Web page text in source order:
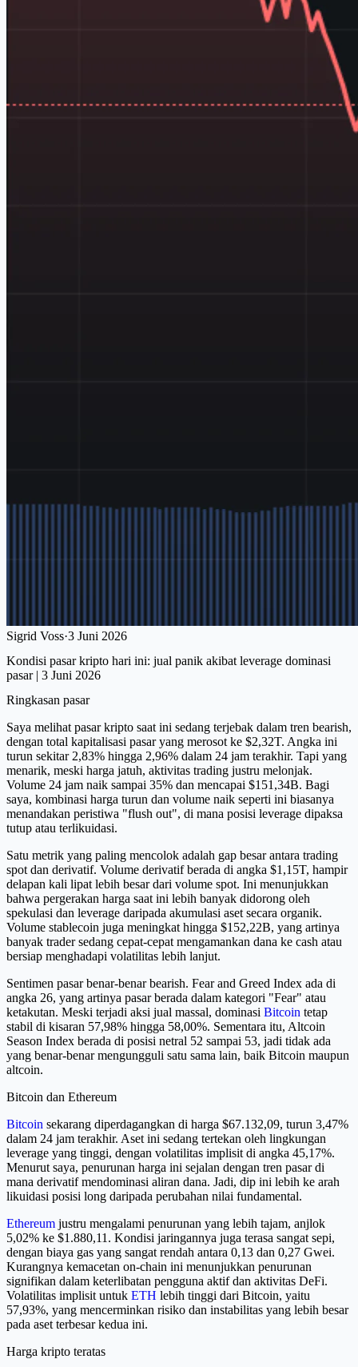
Sigrid Voss·3 Juni 2026
Kondisi pasar kripto hari ini: jual panik akibat leverage dominasi
pasar | 3 Juni 2026
Ringkasan pasar
Saya melihat pasar kripto saat ini sedang terjebak dalam tren bearish,
dengan total kapitalisasi pasar yang merosot ke $2,32T. Angka ini
turun sekitar 2,83% hingga 2,96% dalam 24 jam terakhir. Tapi yang
menarik, meski harga jatuh, aktivitas trading justru melonjak.
Volume 24 jam naik sampai 35% dan mencapai $151,34B. Bagi
saya, kombinasi harga turun dan volume naik seperti ini biasanya
menandakan peristiwa "flush out", di mana posisi leverage dipaksa
tutup atau terlikuidasi.
Satu metrik yang paling mencolok adalah gap besar antara trading
spot dan derivatif. Volume derivatif berada di angka $1,15T, hampir
delapan kali lipat lebih besar dari volume spot. Ini menunjukkan
bahwa pergerakan harga saat ini lebih banyak didorong oleh
spekulasi dan leverage daripada akumulasi aset secara organik.
Volume stablecoin juga meningkat hingga $152,22B, yang artinya
banyak trader sedang cepat-cepat mengamankan dana ke cash atau
bersiap menghadapi volatilitas lebih lanjut.
Sentimen pasar benar-benar bearish. Fear and Greed Index ada di
angka 26, yang artinya pasar berada dalam kategori "Fear" atau
ketakutan. Meski terjadi aksi jual massal, dominasi Bitcoin tetap
stabil di kisaran 57,98% hingga 58,00%. Sementara itu, Altcoin
Season Index berada di posisi netral 52 sampai 53, jadi tidak ada
yang benar-benar mengungguli satu sama lain, baik Bitcoin maupun
altcoin.
Bitcoin dan Ethereum
Bitcoin sekarang diperdagangkan di harga $67.132,09, turun 3,47%
dalam 24 jam terakhir. Aset ini sedang tertekan oleh lingkungan
leverage yang tinggi, dengan volatilitas implisit di angka 45,17%.
Menurut saya, penurunan harga ini sejalan dengan tren pasar di
mana derivatif mendominasi aliran dana. Jadi, dip ini lebih ke arah
likuidasi posisi long daripada perubahan nilai fundamental.
Ethereum justru mengalami penurunan yang lebih tajam, anjlok
5,02% ke $1.880,11. Kondisi jaringannya juga terasa sangat sepi,
dengan biaya gas yang sangat rendah antara 0,13 dan 0,27 Gwei.
Kurangnya kemacetan on-chain ini menunjukkan penurunan
signifikan dalam keterlibatan pengguna aktif dan aktivitas DeFi.
Volatilitas implisit untuk ETH lebih tinggi dari Bitcoin, yaitu
57,93%, yang mencerminkan risiko dan instabilitas yang lebih besar
pada aset terbesar kedua ini.
Harga kripto teratas